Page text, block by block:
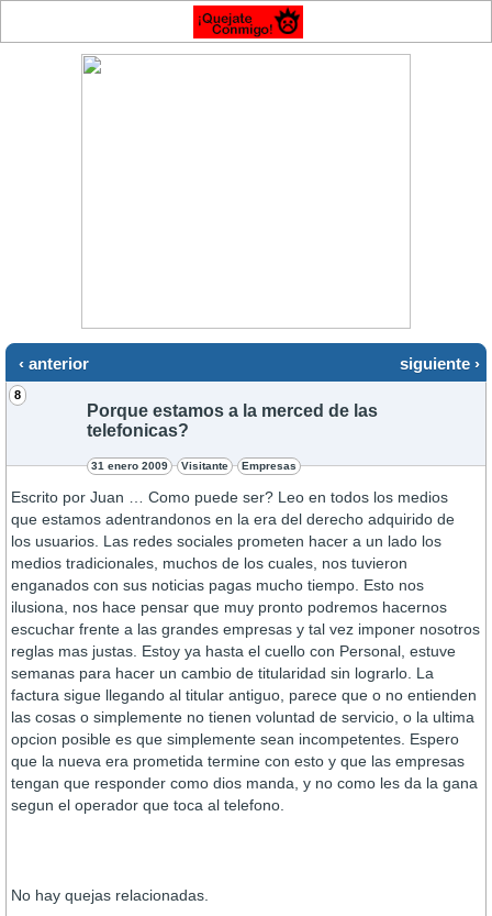
‹ anterior siguiente ›
8
Porque estamos a la merced de las
telefonicas?
31 enero 2009 Visitante Empresas
Escrito por Juan … Como puede ser? Leo en todos los medios
que estamos adentrandonos en la era del derecho adquirido de
los usuarios. Las redes sociales prometen hacer a un lado los
medios tradicionales, muchos de los cuales, nos tuvieron
enganados con sus noticias pagas mucho tiempo. Esto nos
ilusiona, nos hace pensar que muy pronto podremos hacernos
escuchar frente a las grandes empresas y tal vez imponer nosotros
reglas mas justas. Estoy ya hasta el cuello con Personal, estuve
semanas para hacer un cambio de titularidad sin lograrlo. La
factura sigue llegando al titular antiguo, parece que o no entienden
las cosas o simplemente no tienen voluntad de servicio, o la ultima
opcion posible es que simplemente sean incompetentes. Espero
que la nueva era prometida termine con esto y que las empresas
tengan que responder como dios manda, y no como les da la gana
segun el operador que toca al telefono.
No hay quejas relacionadas.